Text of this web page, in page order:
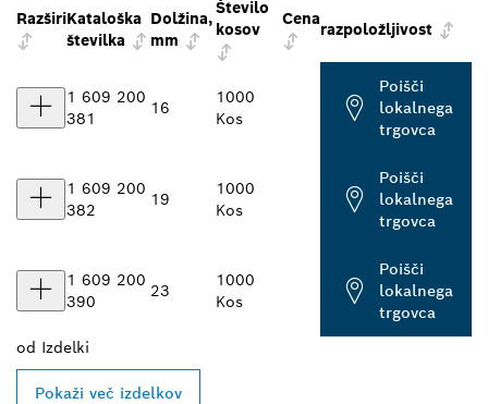
RazširiKataloška
številka
Dolžina,
mm
Število
kosov
Cena
razpoložljivost
1 609 200
381
16
1000
Kos
Poišči
lokalnega
trgovca
1 609 200
382
19
1000
Kos
Poišči
lokalnega
trgovca
1 609 200
390
23
1000
Kos
Poišči
lokalnega
trgovca
od Izdelki
Pokaži več izdelkov